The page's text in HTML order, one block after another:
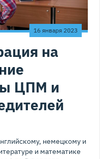
16 января 2023
на
ЦПМ и
немецкому и
и математике